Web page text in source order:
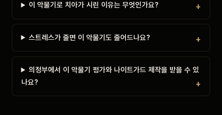
이 악물기로 치아가 시린 이유는 무엇인가요?
스트레스가 줄면 이 악물기도 줄어드나요?
의정부에서 이 악물기 평가와 나이트가드 제작을 받을 수 있
나요?